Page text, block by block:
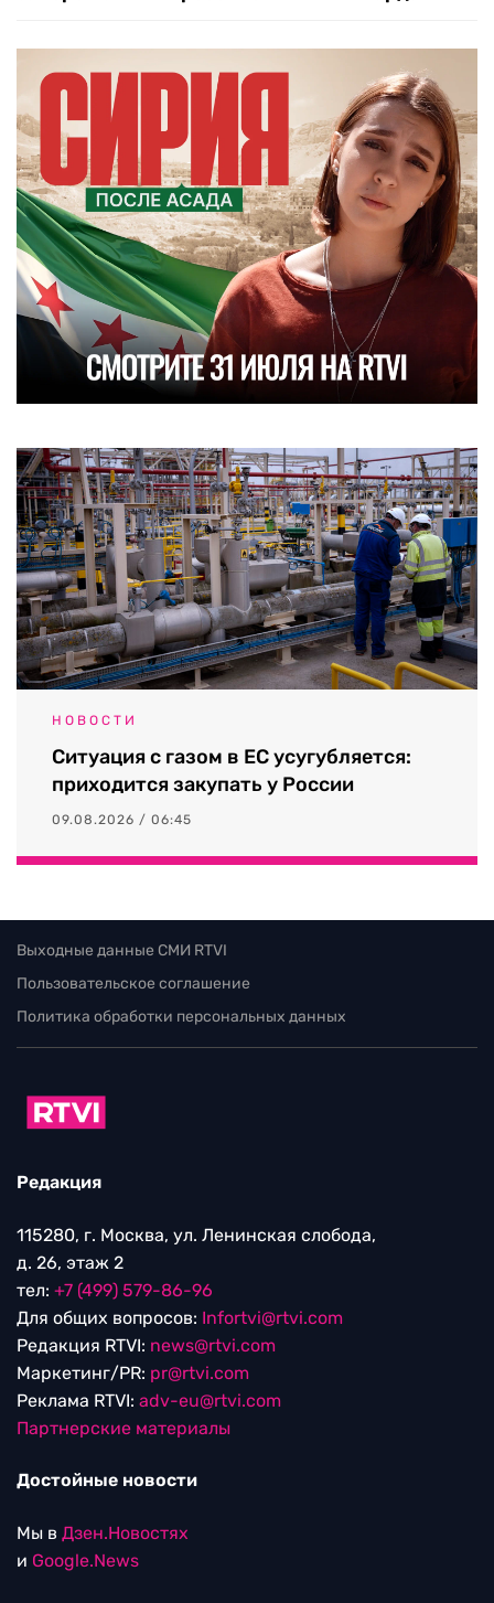
НОВОСТИ
Ситуация с газом в ЕС усугубляется:
приходится закупать у России
09.08.2026 / 06:45
Выходные данные СМИ RTVI
Пользовательское соглашение
Политика обработки персональных данных
Редакция
115280, г. Москва, ул. Ленинская слобода,
д. 26, этаж 2
тел: +7 (499) 579-86-96
Для общих вопросов: Infortvi@rtvi.com
Редакция RTVI: news@rtvi.com
Маркетинг/PR: pr@rtvi.com
Реклама RTVI: adv-eu@rtvi.com
Партнерские материалы
Достойные новости
Мы в Дзен.Новостях
и Google.News